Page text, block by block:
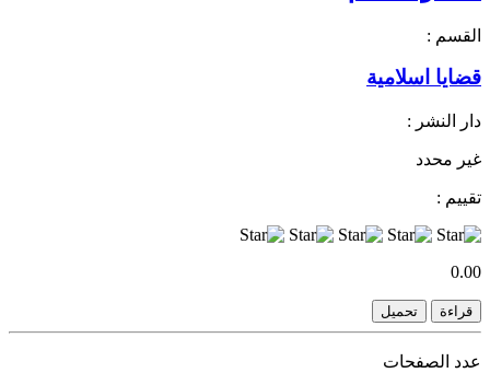
القسم :
قضايا اسلامية
دار النشر :
غير محدد
تقييم :
0.00
قراءة تحميل
عدد الصفحات